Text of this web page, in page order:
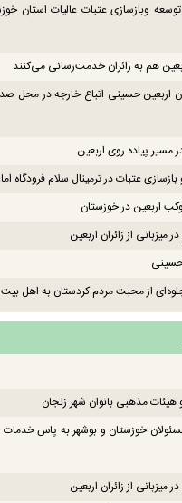
وبازسازی عتبات عالیات استان
اربعین حسینی اتباع خارجه در محل
عتبات در ترمینال سلام فرودگاه
اربعین در خوزستان
از زائران اربعین
از محبت مردم کردستان به اهل بیت
مذهبی بانوان شهر زنجان
خوزستان و بوشهر به پاس خدمات
از زائران اربعین